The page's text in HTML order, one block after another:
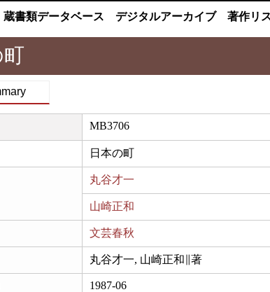
蔵書類データベース デジタルアーカイブ 著作リ
町
MB3706
日本の町
丸谷才一
山崎正和
文芸春秋
丸谷才一, 山崎正和∥著
1987-06